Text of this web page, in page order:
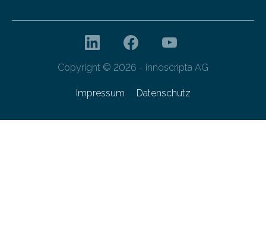
Copyright © 2026 - innoscripta AG
Impressum Datenschutz